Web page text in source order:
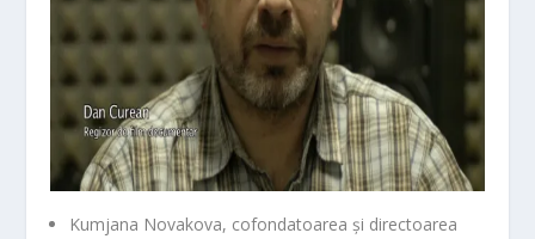
Kumjana Novakova, cofondatoarea și directoarea